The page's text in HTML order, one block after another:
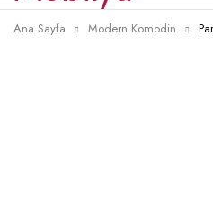
Ana Sayfa Modern Komodin